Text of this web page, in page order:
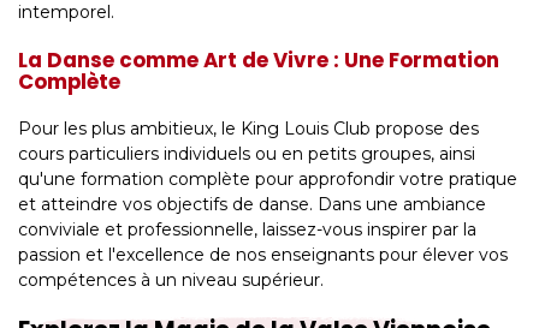
intemporel.
La Danse comme Art de Vivre : Une Formation
Complète
Pour les plus ambitieux, le King Louis Club propose des
cours particuliers individuels ou en petits groupes, ainsi
qu'une formation complète pour approfondir votre pratique
et atteindre vos objectifs de danse. Dans une ambiance
conviviale et professionnelle, laissez-vous inspirer par la
passion et l'excellence de nos enseignants pour élever vos
compétences à un niveau supérieur.